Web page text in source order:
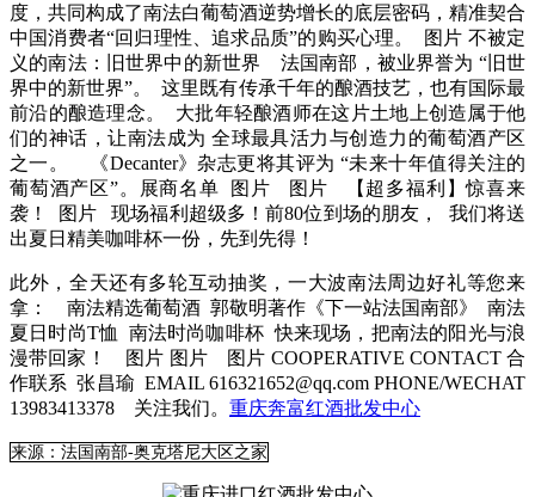
度，共同构成了南法白葡萄酒逆势增长的底层密码，精准契合
中国消费者“回归理性、追求品质”的购买心理。 图片 不被定
义的南法：旧世界中的新世界 法国南部，被业界誉为 “旧世
界中的新世界”。 这里既有传承千年的酿酒技艺，也有国际最
前沿的酿造理念。 大批年轻酿酒师在这片土地上创造属于他
们的神话，让南法成为 全球最具活力与创造力的葡萄酒产区
之一。 《Decanter》杂志更将其评为 “未来十年值得关注的
葡萄酒产区”。展商名单 图片 图片 【超多福利】惊喜来
袭！ 图片 现场福利超级多！前80位到场的朋友， 我们将送
出夏日精美咖啡杯一份，先到先得！
此外，全天还有多轮互动抽奖，一大波南法周边好礼等您来
拿： 南法精选葡萄酒 郭敬明著作《下一站法国南部》 南法
夏日时尚T恤 南法时尚咖啡杯 快来现场，把南法的阳光与浪
漫带回家！ 图片 图片 图片 COOPERATIVE CONTACT 合
作联系 张昌瑜 EMAIL 616321652@qq.com PHONE/WECHAT
13983413378 关注我们。 重庆奔富红酒批发中心
来源：法国南部-奥克塔尼大区之家